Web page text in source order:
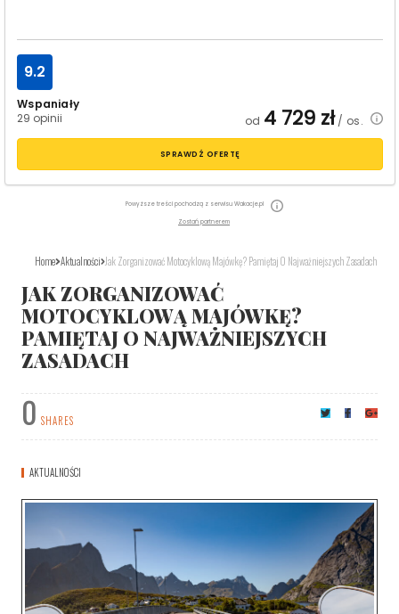
Wspaniały
29 opinii
9.2
od 4 729 zł/ os.
SPRAWDŹ OFERTĘ
Powyższe treści pochodzą z serwisu Wakacje.pl
Zostań partnerem
Home Aktualności Jak Zorganizować Motocyklową Majówkę? Pamiętaj O Najważniejszych Zasadach
JAK ZORGANIZOWAĆ
MOTOCYKLOWĄ MAJÓWKĘ?
PAMIĘTAJ O NAJWAŻNIEJSZYCH
ZASADACH
0 SHARES
AKTUALNOŚCI